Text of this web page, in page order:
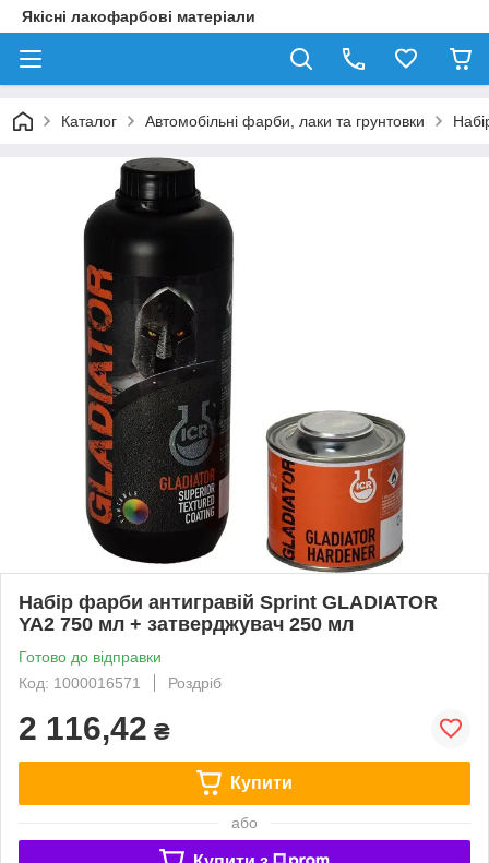
Якісні лакофарбові матеріали
Каталог Автомобільні фарби, лаки та грунтовки
Набір фарби антигравій Sprint GLADIATOR
YA2 750 мл + затверджувач 250 мл
Готово до відправки
Код: 1000016571
Роздріб
2 116,42 ₴
Купити
або